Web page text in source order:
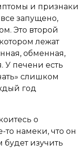
и признаки
запущено,
Это второй
лежат
обменная,
У печени есть
слишком
год
о
то намеки, что он
будет изучить